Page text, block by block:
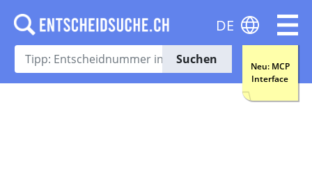
Suchen
Neu: MCP
Interface
DE